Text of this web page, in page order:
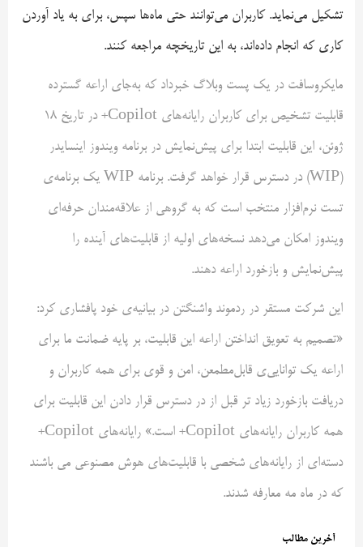
تشکیل می‌نماید. کاربران می‌توانند حتی ماه‌ها سپس، برای به یاد آوردن
کاری که انجام داده‌اند، به این تاریخچه مراجعه کنند.
مایکروسافت در یک پست وبلاگ خبرداد که به‌جای اراعه گسترده
قابلیت تشخیص برای کاربران رایانه‌های Copilot+ در تاریخ ۱۸
ژوئن، این قابلیت ابتدا برای پیش‌نمایش در برنامه ویندوز اینسایدر
(WIP) در دسترس قرار خواهد گرفت. برنامه WIP یک برنامه‌ی
تست نرم‌افزار منتخب است که به گروهی از علاقه‌مندان حرفه‌ای
ویندوز امکان می‌دهد نسخه‌های اولیه از قابلیت‌های آینده را
پیش‌نمایش و بازخورد اراعه دهند.
این شرکت مستقر در ردموند واشنگتن در بیانیه‌ی خود پافشاری کرد:
«تصمیم به تعویق انداختن اراعه این قابلیت، بر پایه ضمانت ما برای
اراعه یک توانایی‌ی قابل‌مطمعن، امن و قوی برای همه کاربران و
دریافت بازخورد زیاد تر قبل از در دسترس قرار دادن این قابلیت برای
همه کاربران رایانه‌های Copilot+ است.» رایانه‌های Copilot+
دسته‌ای از رایانه‌های شخصی با قابلیت‌های هوش مصنوعی می باشند
که در ماه مه معارفه شدند.
آخرین مطالب